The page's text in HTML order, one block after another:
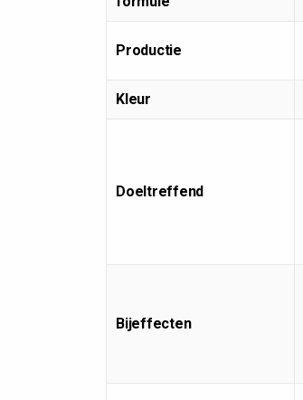
Productie
Kleur
Doeltreffend
Bijeffecten